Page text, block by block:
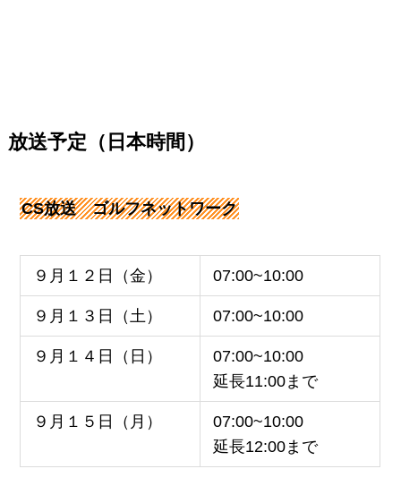
放送予定（日本時間）
CS放送 ゴルフネットワーク
９月１２日（金） 07:00~10:00
９月１３日（土） 07:00~10:00
９月１４日（日）
07:00~10:00
延長11:00まで
９月１５日（月）
07:00~10:00
延長12:00まで